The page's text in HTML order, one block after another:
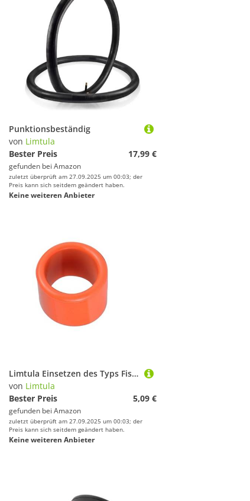
Punktionsbeständig
von Limtula
Bester Preis
17,99 €
gefunden bei Amazon
zuletzt überprüft am 27.09.2025 um 00:03; der
Preis kann sich seitdem geändert haben.
Keine weiteren Anbieter
Limtula Einsetzen des Typs Fischereistange Butt Protektor Silikonabdeckungsröhrchen Einsetzen Protektors Fischstangenhalter Werkzeugstange Butt Protektor
von Limtula
Bester Preis
5,09 €
gefunden bei Amazon
zuletzt überprüft am 27.09.2025 um 00:03; der
Preis kann sich seitdem geändert haben.
Keine weiteren Anbieter